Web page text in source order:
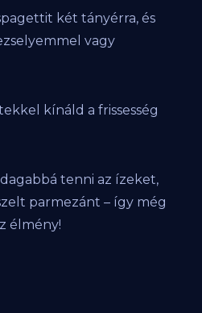
két tányérra, és
vagy
kínáld a frissesség
tenni az ízeket,
parmezánt – így még
élmény!